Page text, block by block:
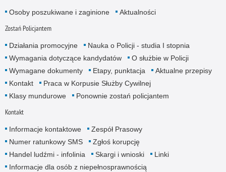
Osoby poszukiwane i zaginione Aktualności
Zostań Policjantem
Działania promocyjne
Nauka o Policji - studia I stopnia
Wymagania dotyczące kandydatów
O służbie w Policji
Wymagane dokumenty
Etapy, punktacja
Aktualne przepisy
Kontakt
Praca w Korpusie Służby Cywilnej
Klasy mundurowe
Ponownie zostań policjantem
Kontakt
Informacje kontaktowe
Zespół Prasowy
Numer ratunkowy SMS
Zgłoś korupcję
Handel ludźmi - infolinia
Skargi i wnioski
Linki
Informacje dla osób z niepełnosprawnością